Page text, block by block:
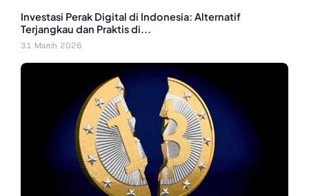
Investasi Perak Digital di Indonesia: Alternatif
Terjangkau dan Praktis di...
31 March 2026